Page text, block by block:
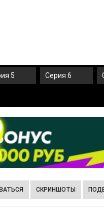
5 Серия 6
СКРИНШОТЫ